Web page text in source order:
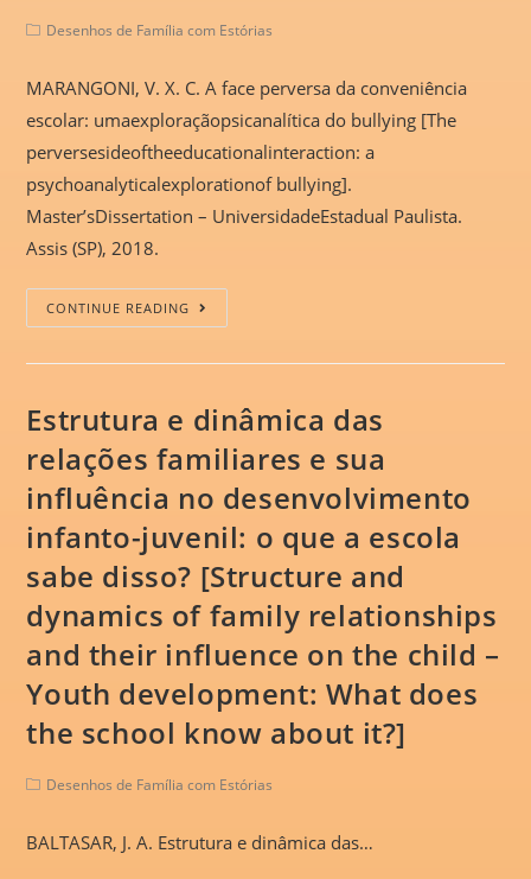
Desenhos de Família com Estórias
MARANGONI, V. X. C. A face perversa da conveniência
escolar: umaexploraçãopsicanalítica do bullying [The
perversesideoftheeducationalinteraction: a
psychoanalyticalexplorationof bullying].
Master’sDissertation – UniversidadeEstadual Paulista.
Assis (SP), 2018.
CONTINUE READING
Estrutura e dinâmica das
relações familiares e sua
influência no desenvolvimento
infanto-juvenil: o que a escola
sabe disso? [Structure and
dynamics of family relationships
and their influence on the child –
Youth development: What does
the school know about it?]
Desenhos de Família com Estórias
BALTASAR, J. A. Estrutura e dinâmica das…